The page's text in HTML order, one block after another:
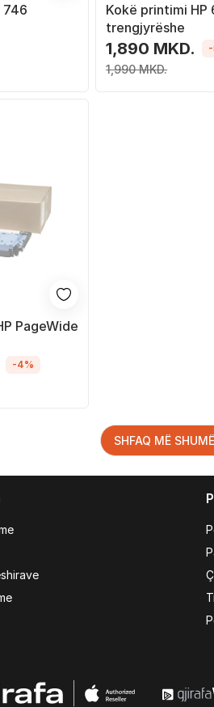
746
Kokë printimi HP
trengjyrëshe
1,890 MKD.
1,990 MKD.
PageWide
-4%
SHFAQ MË